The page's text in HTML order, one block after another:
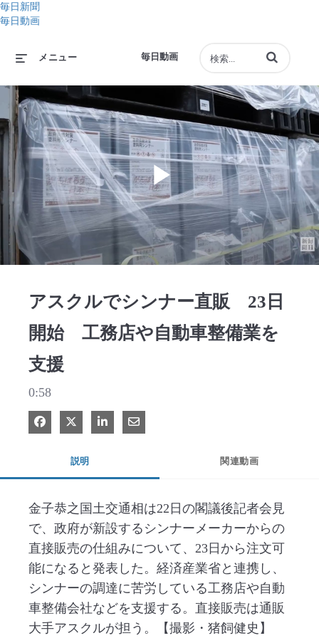
毎日新聞
毎日動画
毎日動画
メニュー 動画の検索語句
Play
アスクルでシンナー直販 23日
開始 工務店や自動車整備業を
支援
0:58
Facebook で共有
Xで共有する
LinkedIn で共有
電子メールで共有
説明 関連動画
金子恭之国土交通相は22日の閣議後記者会見
で、政府が新設するシンナーメーカーからの
直接販売の仕組みについて、23日から注文可
能になると発表した。経済産業省と連携し、
シンナーの調達に苦労している工務店や自動
車整備会社などを支援する。直接販売は通販
大手アスクルが担う。【撮影・猪飼健史】